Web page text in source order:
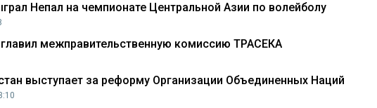
Непал на чемпионате Центральной Азии по волейболу
межправительственную комиссию ТРАСЕКА
выступает за реформу Организации Объединенных Наций